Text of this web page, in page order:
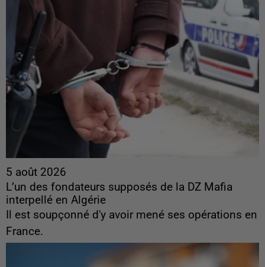
5 août 2026
L’un des fondateurs supposés de la DZ Mafia
interpellé en Algérie
Il est soupçonné d'y avoir mené ses opérations en
France.